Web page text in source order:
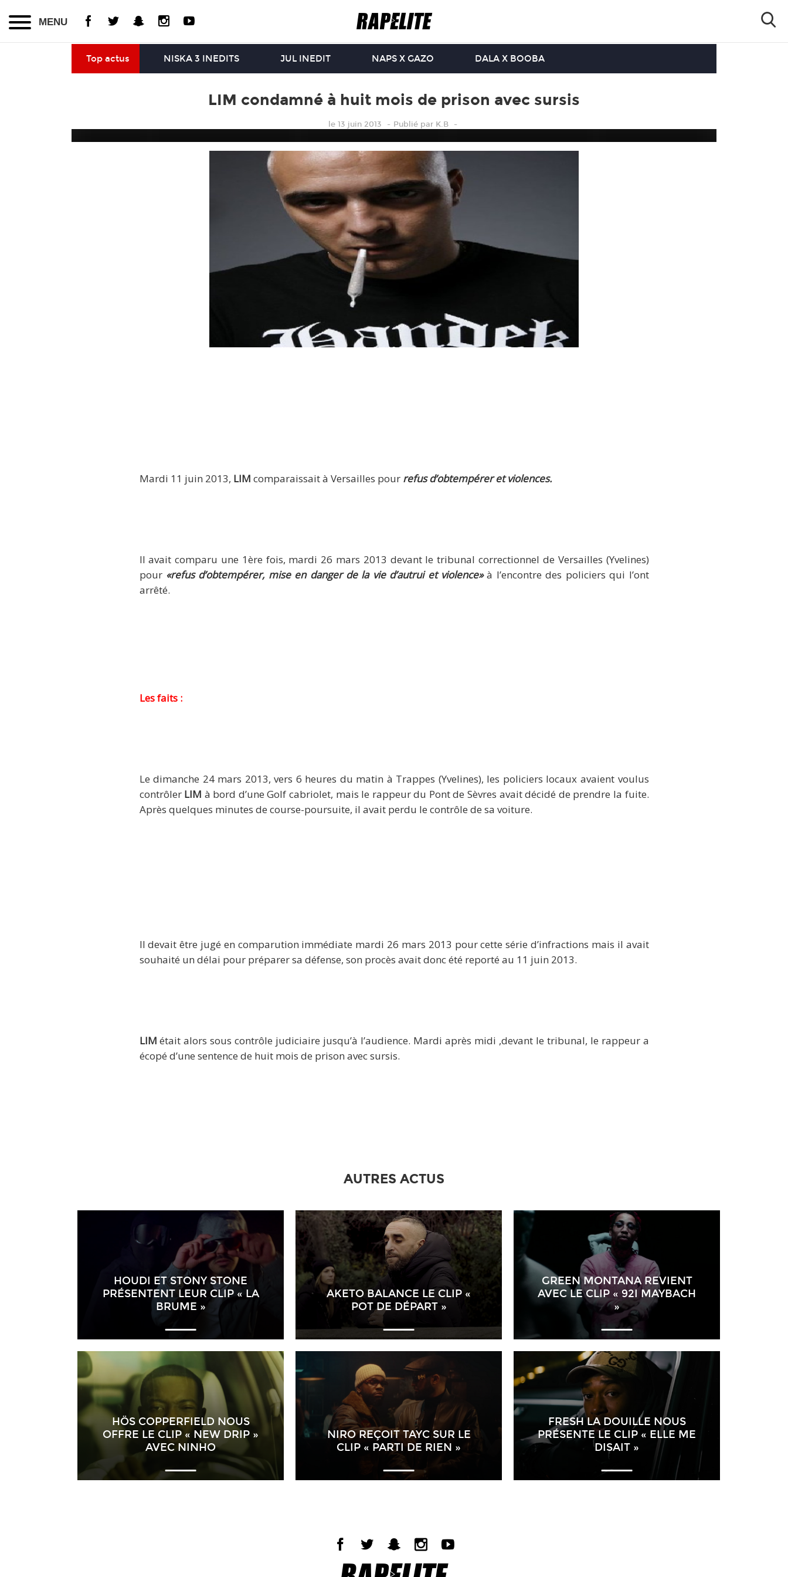
MENU
Top actus NISKA 3 INEDITS JUL INEDIT NAPS X GAZO DALA X BOOBA
LIM condamné à huit mois de prison avec sursis
le 13 juin 2013 Publiépar K.B
Mardi 11 juin 2013, LIM comparaissait à Versailles pour refus d’obtempérer et violences.
Il avait comparu une 1ère fois, mardi 26 mars 2013 devant le tribunal correctionnel de Versailles (Yvelines)
pour «refus d’obtempérer, mise en danger de la vie d’autrui et violence»à l’encontre des policiers qui l’ont
arrêté.
Les faits :
Le dimanche 24 mars 2013, vers 6 heures du matin à Trappes (Yvelines), les policiers locaux avaient voulus
contrôler LIM à bord d’une Golf cabriolet, mais le rappeur du Pont de Sèvres avait décidé de prendre la fuite.
Après quelques minutes de course-poursuite, il avait perdu le contrôle de sa voiture.
Il devait être jugé en comparution immédiate mardi 26 mars 2013 pour cette série d’infractions mais il avait
souhaité un délai pour préparer sa défense, son procès avait donc été reporté au 11 juin 2013.
LIM était alors sous contrôle judiciaire jusqu’à l’audience. Mardi après midi ,devant le tribunal, le rappeur a
écopé d’une sentence de huit mois de prison avec sursis.
AUTRES ACTUS
HOUDI ET STONY STONE
PRÉSENTENT LEUR CLIP « LA
BRUME »
AKETO BALANCE LE CLIP «
POT DE DÉPART »
GREEN MONTANA REVIENT
AVEC LE CLIP « 92I MAYBACH
»
HÖS COPPERFIELD NOUS
OFFRE LE CLIP « NEW DRIP »
AVEC NINHO
NIRO REÇOIT TAYC SUR LE
CLIP « PARTI DE RIEN »
FRESH LA DOUILLE NOUS
PRÉSENTE LE CLIP « ELLE ME
DISAIT »